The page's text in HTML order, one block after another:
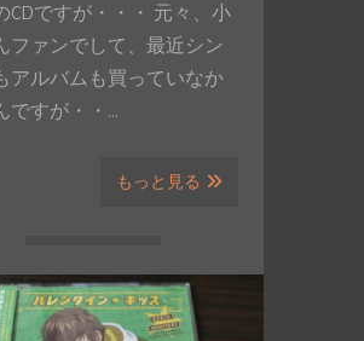
CDですが・・・ 元々、小
ファンでして、最近シン
アルバムも買っていなか
ですが・・…
もっと見る